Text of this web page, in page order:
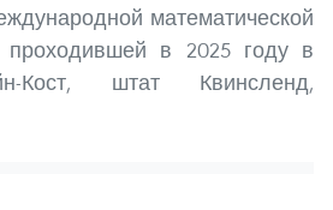
математической
проходившей в 2025 году в
Кост, штат Квинсленд,